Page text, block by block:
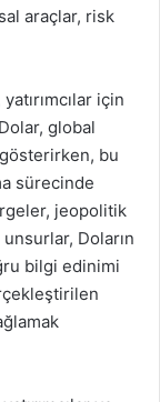
araçlar, risk
için
global
bu
sürecinde
jeopolitik
Doların
bilgi edinimi